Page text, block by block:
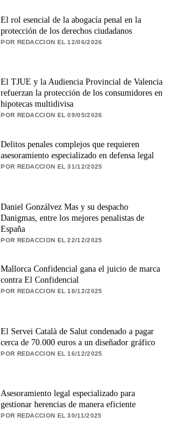
El rol esencial de la abogacía penal en la
protección de los derechos ciudadanos
POR REDACCION EL 12/06/2026
El TJUE y la Audiencia Provincial de Valencia
refuerzan la protección de los consumidores en
hipotecas multidivisa
POR REDACCION EL 09/05/2026
Delitos penales complejos que requieren
asesoramiento especializado en defensa legal
POR REDACCION EL 31/12/2025
Daniel Gonzálvez Mas y su despacho
Danigmas, entre los mejores penalistas de
España
POR REDACCION EL 22/12/2025
Mallorca Confidencial gana el juicio de marca
contra El Confidencial
POR REDACCION EL 18/12/2025
El Servei Català de Salut condenado a pagar
cerca de 70.000 euros a un diseñador gráfico
POR REDACCION EL 16/12/2025
Asesoramiento legal especializado para
gestionar herencias de manera eficiente
POR REDACCION EL 30/11/2025